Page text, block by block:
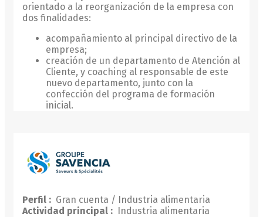
orientado a la reorganización de la empresa con
dos finalidades:
acompañamiento al principal directivo de la
empresa;
creación de un departamento de Atención al
Cliente, y coaching al responsable de este
nuevo departamento, junto con la
confección del programa de formación
inicial.
Perfil : Gran cuenta / Industria alimentaria
Actividad principal : Industria alimentaria